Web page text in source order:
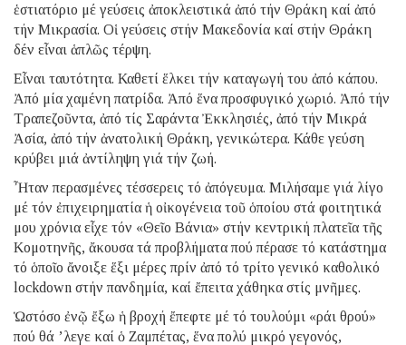
ἑστιατόριο μέ γεύσεις ἀποκλειστικά ἀπό τήν Θράκη καί ἀπό
τήν Μικρασία. Οἱ γεύσεις στήν Μακεδονία καί στήν Θράκη
δέν εἶναι ἁπλῶς τέρψη.
Εἶναι ταυτότητα. Καθετί ἕλκει τήν καταγωγή του ἀπό κάπου.
Ἀπό μία χαμένη πατρίδα. Ἀπό ἕνα προσφυγικό χωριό. Ἀπό τήν
Τραπεζοῦντα, ἀπό τίς Σαράντα Ἐκκλησιές, ἀπό τήν Μικρά
Ἀσία, ἀπό τήν ἀνατολική Θράκη, γενικώτερα. Κάθε γεύση
κρύβει μιά ἀντίληψη γιά τήν ζωή.
Ἦταν περασμένες τέσσερεις τό ἀπόγευμα. Μιλήσαμε γιά λίγο
μέ τόν ἐπιχειρηματία ἡ οἰκογένεια τοῦ ὁποίου στά φοιτητικά
μου χρόνια εἶχε τόν «Θεῖο Βάνια» στήν κεντρική πλατεῖα τῆς
Κομοτηνῆς, ἄκουσα τά προβλήματα πού πέρασε τό κατάστημα
τό ὁποῖο ἄνοιξε ἕξι μέρες πρίν ἀπό τό τρίτο γενικό καθολικό
lockdown στήν πανδημία, καί ἔπειτα χάθηκα στίς μνῆμες.
Ὡστόσο ἐνῷ ἔξω ἡ βροχή ἔπεφτε μέ τό τουλούμι «ράι θρού»
πού θά ’λεγε καί ὁ Ζαμπέτας, ἕνα πολύ μικρό γεγονός,